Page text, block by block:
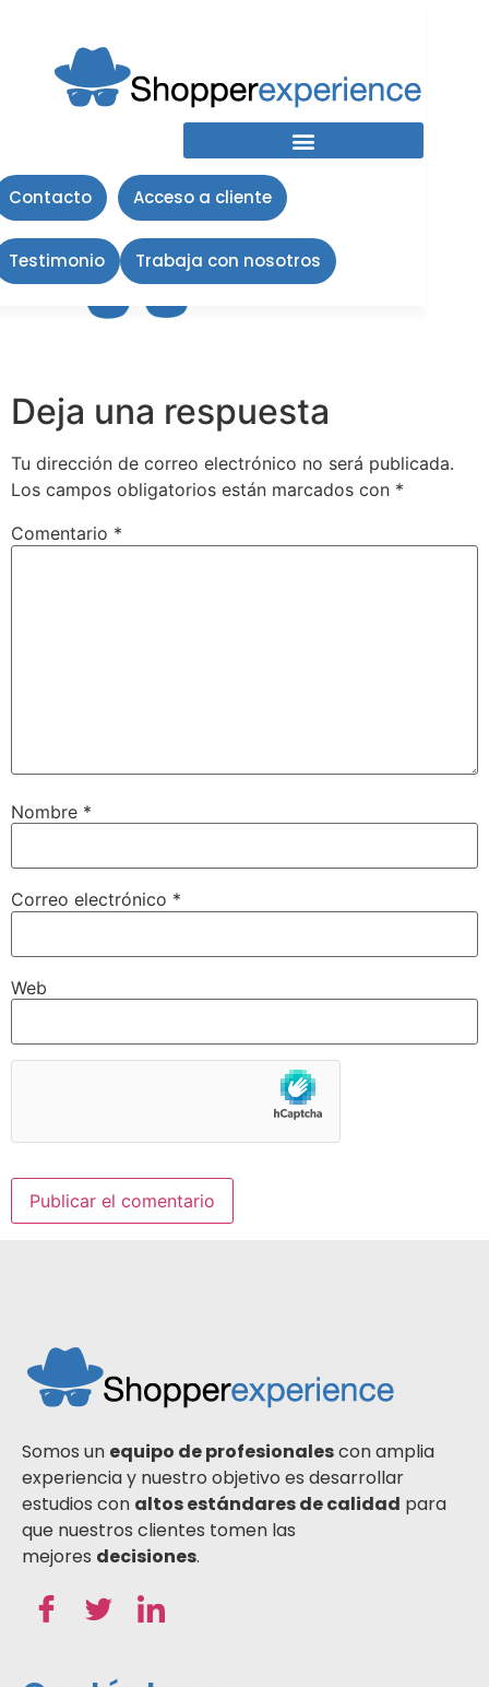
Contacto Acceso a cliente
Testimonio Trabaja con nosotros
Icono fondo blanco
SE
Deja una respuesta
Tu dirección de correo electrónico no será publicada.
Los campos obligatorios están marcados con *
Comentario *
Nombre *
Correo electrónico *
Web
Somos un equipo de profesionalescon amplia
experiencia y nuestro objetivo es desarrollar
estudios con altos estándares de calidad para
que nuestros clientes tomen las
mejores decisiones.